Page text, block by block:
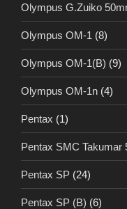
Olympus G.Zuiko
Olympus OM-1 (8)
Olympus OM-1(B) (9)
Olympus OM-1n (4)
Pentax (1)
Pentax SMC Takumar
Pentax SP (24)
Pentax SP (B) (6)